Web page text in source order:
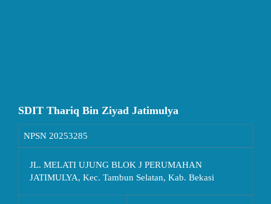
SDIT Thariq Bin Ziyad Jatimulya
NPSN 20253285
JL. MELATI UJUNG BLOK J PERUMAHAN
JATIMULYA, Kec. Tambun Selatan, Kab. Bekasi